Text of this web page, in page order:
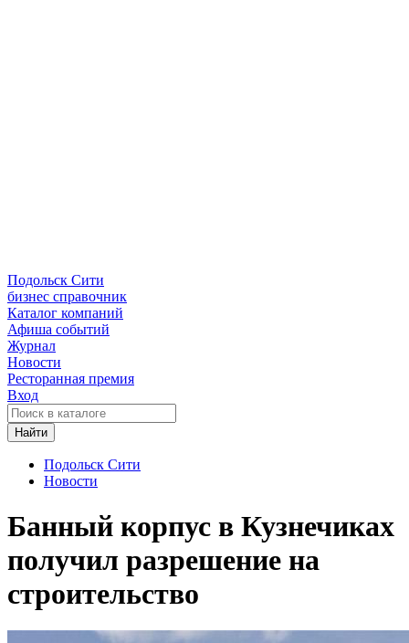
Подольск Сити
бизнес справочник
Каталог компаний
Афиша событий
Журнал
Новости
Ресторанная премия
Вход
Найти
Подольск Сити
Новости
Банный корпус в Кузнечиках
получил разрешение на
строительство